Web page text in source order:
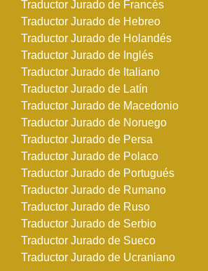
Traductor Jurado de Francés
Traductor Jurado de Hebreo
Traductor Jurado de Holandés
Traductor Jurado de Inglés
Traductor Jurado de Italiano
Traductor Jurado de Latín
Traductor Jurado de Macedonio
Traductor Jurado de Noruego
Traductor Jurado de Persa
Traductor Jurado de Polaco
Traductor Jurado de Portugués
Traductor Jurado de Rumano
Traductor Jurado de Ruso
Traductor Jurado de Serbio
Traductor Jurado de Sueco
Traductor Jurado de Ucraniano